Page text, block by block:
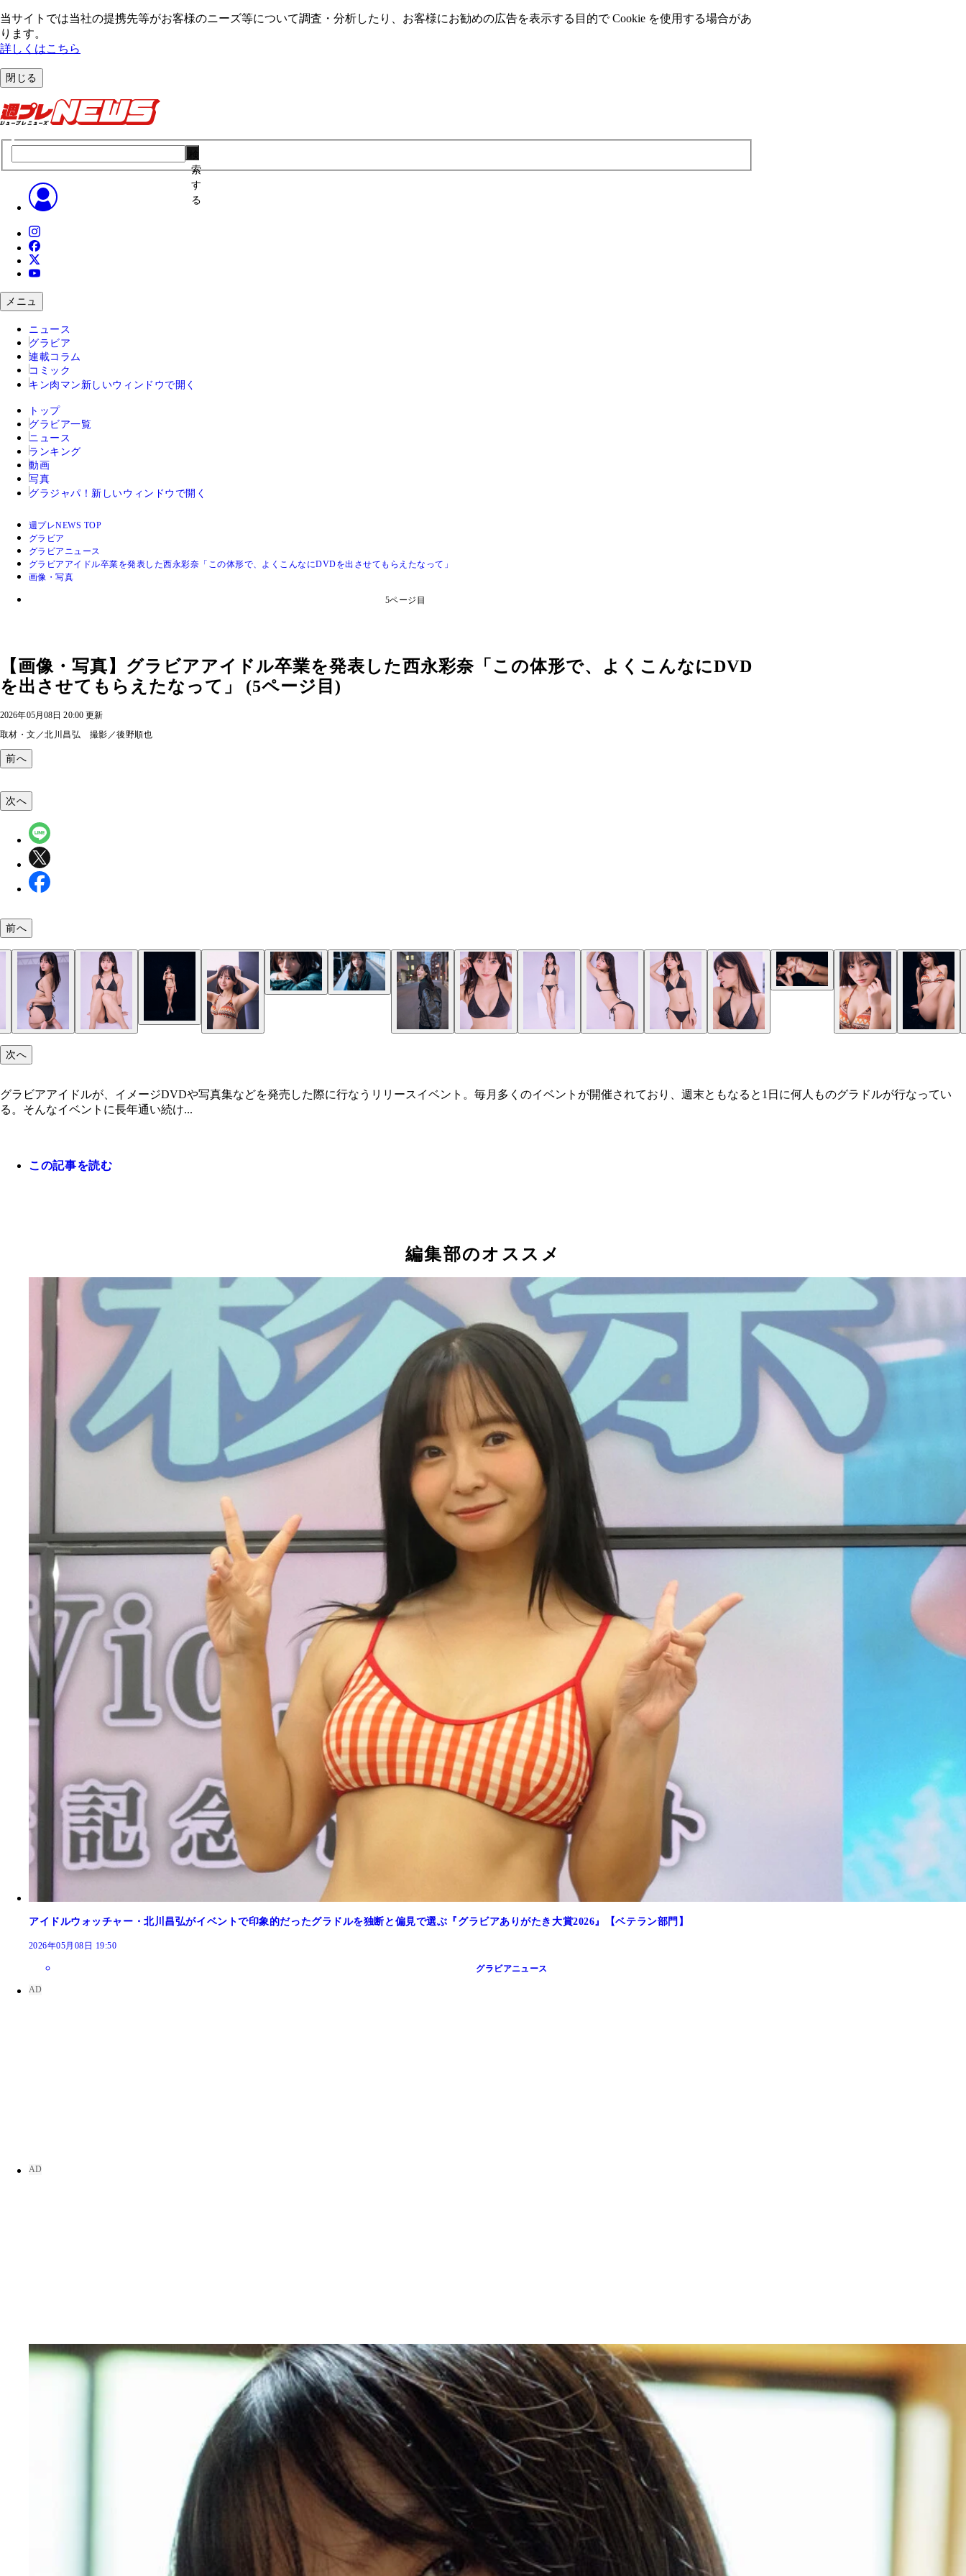
当サイトでは当社の提携先等がお客様のニーズ等について調査・分析したり、お客様にお勧めの広告を表⽰する⽬的で Cookie を使⽤する場合があ
ります。
詳しくはこちら
閉じる
索
す
る
メニュ
ニュース
グラビア
連載コラム
コミック
キン肉マン 新しいウィンドウで開く
トップ
グラビア一覧
ニュース
ランキング
動画
写真
グラジャパ！ 新しいウィンドウで開く
週プレNEWS TOP
グラビア
グラビアニュース
グラビアアイドル卒業を発表した西永彩奈「この体形で、よくこんなにDVDを出させてもらえたなって」
画像・写真
5ページ目
【画像・写真】グラビアアイドル卒業を発表した西永彩奈「この体形で、よくこんなにDVD
を出させてもらえたなって」 (5ページ目)
2026年05月08日 20:00 更新
取材・文／北川昌弘 撮影／後野順也
前へ
西永彩奈
次へ
前へ
次へ
グラビアアイドルが、イメージDVDや写真集などを発売した際に行なうリリースイベント。毎月多くのイベントが開催されており、週末ともなると1日に何人ものグラドルが行なってい
る。そんなイベントに長年通い続け...
この記事を読む
編集部のオススメ
アイドルウォッチャー・北川昌弘がイベントで印象的だったグラドルを独断と偏見で選ぶ『グラビアありがたき大賞2026』【ベテラン部門】
2026年05月08日 19:50
グラビアニュース